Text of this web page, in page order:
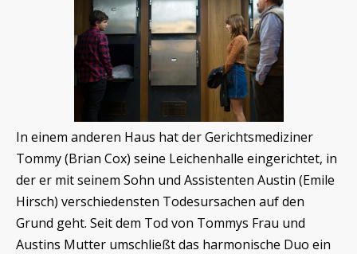
In einem anderen Haus hat der Gerichtsmediziner
Tommy (Brian Cox) seine Leichenhalle eingerichtet, in
der er mit seinem Sohn und Assistenten Austin (Emile
Hirsch) verschiedensten Todesursachen auf den
Grund geht. Seit dem Tod von Tommys Frau und
Austins Mutter umschließt das harmonische Duo ein